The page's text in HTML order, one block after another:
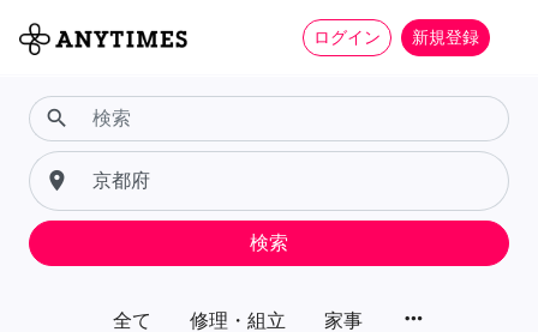
ログイン 新規登録
全て 修理・組立 家事 more_horiz
search
place
検索